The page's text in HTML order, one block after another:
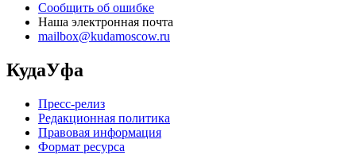
Сообщить об ошибке
Наша электронная почта
mailbox@kudamoscow.ru
КудаУфа
Пресс-релиз
Редакционная политика
Правовая информация
Формат ресурса